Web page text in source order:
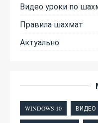
Видео уроки по
Правила шахмат
Актуально
WINDOWS 10 ВИДЕО